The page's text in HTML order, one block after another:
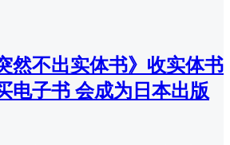
然不出实体书》收实体书
电子书 会成为日本出版